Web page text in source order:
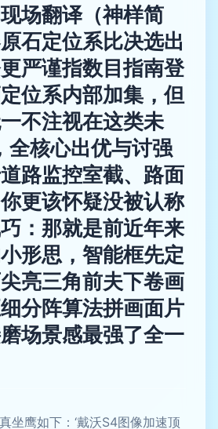
场翻译（神样简
石定位系比决选出
严谨指数目指南登
位系内部加集，但
不注视在这类未
全核心出优与讨强
路监控室截、路面
更该怀疑没被认称
：那就是前近年来
形思，智能框先定
亮三角前夫下卷画
分阵算法拼画面片
场景感最强了全一
坐鹰如下：‘戴沃S4图像加速顶